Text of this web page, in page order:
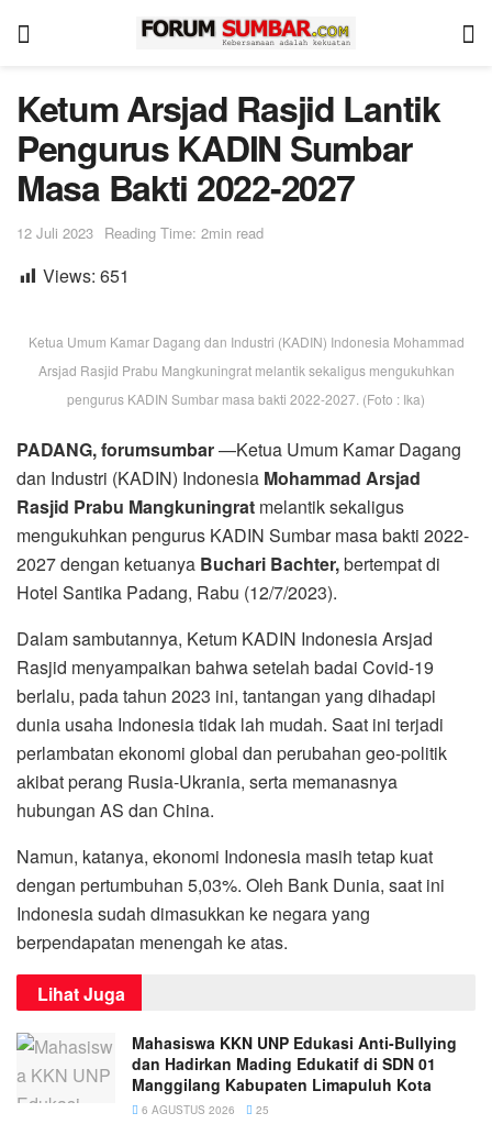
Ketum Arsjad Rasjid Lantik
Pengurus KADIN Sumbar
Masa Bakti 2022-2027
12 Juli 2023 Reading Time: 2min read
Views: 651
Ketua Umum Kamar Dagang dan Industri (KADIN) Indonesia Mohammad
Arsjad Rasjid Prabu Mangkuningrat melantik sekaligus mengukuhkan
pengurus KADIN Sumbar masa bakti 2022-2027. (Foto : Ika)
PADANG, forumsumbar—Ketua Umum Kamar Dagang
dan Industri (KADIN) Indonesia Mohammad Arsjad
Rasjid Prabu Mangkuningrat melantik sekaligus
mengukuhkan pengurus KADIN Sumbar masa bakti 2022-
2027 dengan ketuanya Buchari Bachter,bertempat di
Hotel Santika Padang, Rabu (12/7/2023).
Dalam sambutannya, Ketum KADIN Indonesia Arsjad
Rasjid menyampaikan bahwa setelah badai Covid-19
berlalu, pada tahun 2023 ini, tantangan yang dihadapi
dunia usaha Indonesia tidak lah mudah. Saat ini terjadi
perlambatan ekonomi global dan perubahan geo-politik
akibat perang Rusia-Ukrania, serta memanasnya
hubungan AS dan China.
Namun, katanya, ekonomi Indonesia masih tetap kuat
dengan pertumbuhan 5,03%. Oleh Bank Dunia, saat ini
Indonesia sudah dimasukkan ke negara yang
berpendapatan menengah ke atas.
Lihat Juga
Mahasiswa KKN UNP Edukasi Anti-Bullying
dan Hadirkan Mading Edukatif di SDN 01
Manggilang Kabupaten Limapuluh Kota
6 AGUSTUS 2026 25